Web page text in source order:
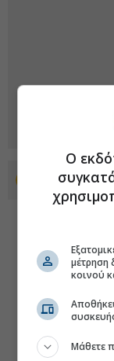
Προσθέστε
Ο
μέτρηση
κοινού
Μάθετε